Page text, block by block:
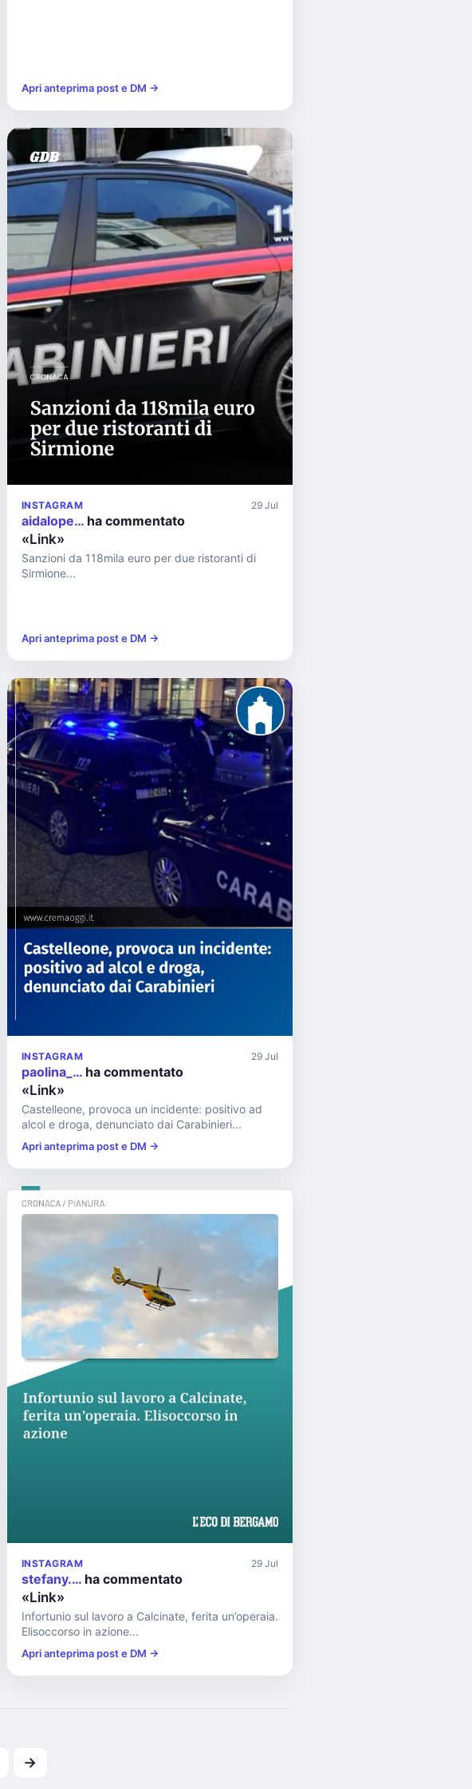
Apri anteprima post e DM →
INSTAGRAM 29 Jul
aidalope… ha commentato
«Link»
Sanzioni da 118mila euro per due ristoranti di
Sirmione...
Apri anteprima post e DM →
INSTAGRAM 29 Jul
paolina_… ha commentato
«Link»
Castelleone, provoca un incidente: positivo ad
alcol e droga, denunciato dai Carabinieri...
Apri anteprima post e DM →
INSTAGRAM 29 Jul
stefany.… ha commentato
«Link»
Infortunio sul lavoro a Calcinate, ferita un’operaia.
Elisoccorso in azione...
Apri anteprima post e DM →
→